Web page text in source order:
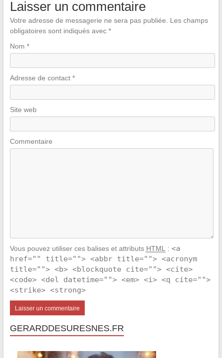
Laisser un commentaire
Votre adresse de messagerie ne sera pas publiée.
Les champs
obligatoires sont indiqués avec *
Nom *
Adresse de contact *
Site web
Commentaire
Vous pouvez utiliser ces balises et attributs HTML : <a
href="" title=""> <abbr title=""> <acronym
title=""> <b> <blockquote cite=""> <cite>
<code> <del datetime=""> <em> <i> <q cite="">
<strike> <strong>
GERARDDESURESNES.FR